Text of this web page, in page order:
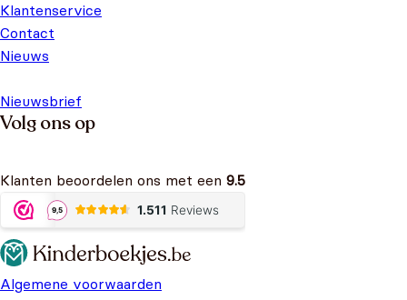
Klantenservice
Contact
Nieuws
Nieuwsbrief
Volg ons op
Klanten beoordelen ons met een 9.5
Algemene voorwaarden